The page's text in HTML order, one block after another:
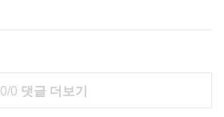
0/0 댓글 더보기